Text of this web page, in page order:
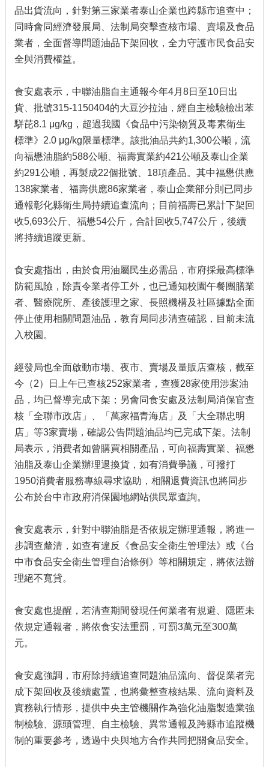
品出貨流向，針對第三家業者泰山企業也跨縣市追查中；
同時會同經濟發展局、法制局突擊查核市場、賣場及食品
業者，全面督導問題油品下架回收，全力守護市民食品安
全與消費權益。
食安處表示，中聯油脂自主通報今年4月8日至10日出
貨、批號315-1150404的大豆沙拉油，經自主檢驗檢出苯
駢芘8.1 μg/kg，超過我國《食品中污染物質及毒素衛生
標準》2.0 μg/kg限量標準。該批油品共約1,300公噸，流
向福懋油脂約588公噸、福壽實業約421公噸及泰山企業
約291公噸，再製成22個批號、18項產品。其中福懋供應
138家業者、福壽供應86家業者，泰山企業部分則已同步
通報彰化縣衛生局持續追查流向；目前福壽已累計下架回
收5,693公斤、福懋54公斤，合計回收5,747公斤，後續
將持續追蹤更新。
食安處指出，由於食用油屬民生必需品，市府採最高標準
防範風險，除責令業者停工外，也已通知校園午餐團膳業
者、醫療院所、產後護理之家、長照機構及社區據點全面
停止使用相關問題油品，教育局同步清查確認，目前未流
入校園。
經發局也全面啟動市場、夜市、賣場及量販店查核，截至
今（2）日上午已查核252家業者，查獲28家使用涉案油
品，均已督導完成下架；另會同食安處及法制局消保官查
核「全聯市政店」、「萬家福青海店」及「大全聯忠明
店」等3家賣場，確認公告問題油品均已完成下架。法制
局表示，消費者如曾購買相關產品，可向福壽實業、福懋
油脂及泰山企業辦理退換貨，如有消費爭議，可撥打
1950消費者服務專線尋求協助，相關退費資訊也將同步
公布於台中市政府消保園地網站供民眾查詢。
食安處表示，針對中聯油脂是否依規定辦理通報，將進一
步調查釐清，如查有違反《食品安全衛生管理法》或《台
中市食品安全衛生管理自治條例》等相關規定，將依法辦
理絕不寬貸。
食安處也提醒，若清查期間發現任何業者有規避、隱匿未
依規定通報者，將依食安法重罰，可罰3萬元至300萬
元。
食安處強調，市府除持續追查問題油品流向、督促業者完
成下架回收及後續處置，也將彙整查核結果、流向資料及
實務執行情形，提供中央主管機關作為強化油脂製造業強
制檢驗、源頭管理、自主檢驗、異常通報及跨縣市追蹤機
制的重要參考，透過中央與地方合作共同把關食品安全。